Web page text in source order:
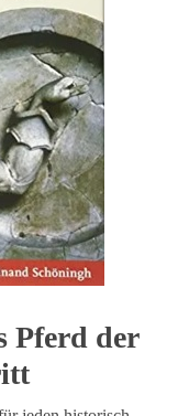
Pferd der